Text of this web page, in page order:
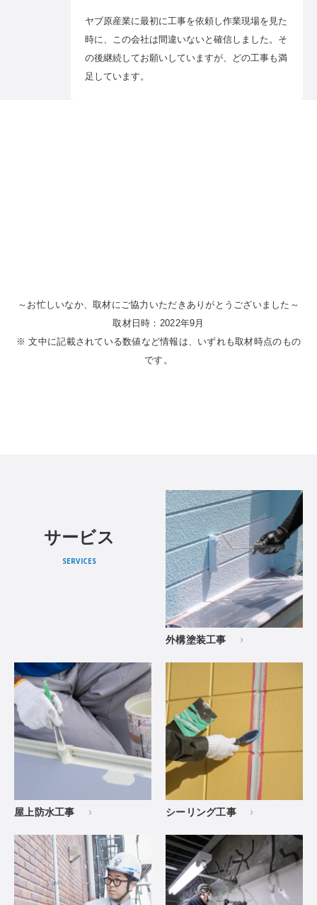
ヤブ原産業に最初に工事を依頼し作業現場を見た
時に、この会社は間違いないと確信しました。そ
の後継続してお願いしていますが、どの工事も満
足しています。
～お忙しいなか、取材にご協力いただきありがとうございました～
取材日時：2022年9月
※ 文中に記載されている数値など情報は、いずれも取材時点のもの
です。
サービス
SERVICES
外構塗装工事
屋上防水工事 シーリング工事